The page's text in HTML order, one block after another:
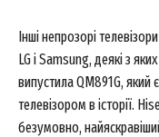
Інші непрозорі
LG і Samsung, деякі з
випустила QM891G, який
телевізором в історії.
безумовно,